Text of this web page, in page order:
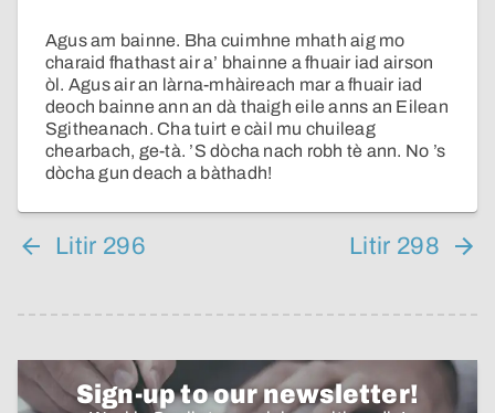
Agus am bainne. Bha cuimhne mhath aig mo
charaid fhathast air a’ bhainne a fhuair iad airson
òl. Agus air an làrna-mhàireach mar a fhuair iad
deoch bainne ann an dà thaigh eile anns an Eilean
Sgitheanach. Cha tuirt e càil mu chuileag
chearbach, ge-tà. ’S dòcha nach robh tè ann. No ’s
dòcha gun deach a bàthadh!
Litir 296 Litir 298
Sign-up to our newsletter!